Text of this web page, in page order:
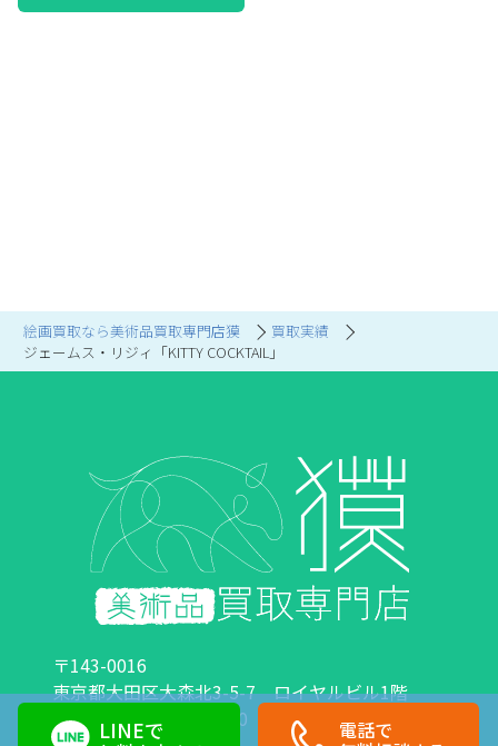
LINEで 電話で
絵画買取なら美術品買取専門店獏
買取実績
ジェームス・リジィ「KITTY COCKTAIL」
〒143-0016
東京都大田区大森北3-5-7 ロイヤルビル1階
営業時間：10:00～18:00 定休日：日曜日・祝日